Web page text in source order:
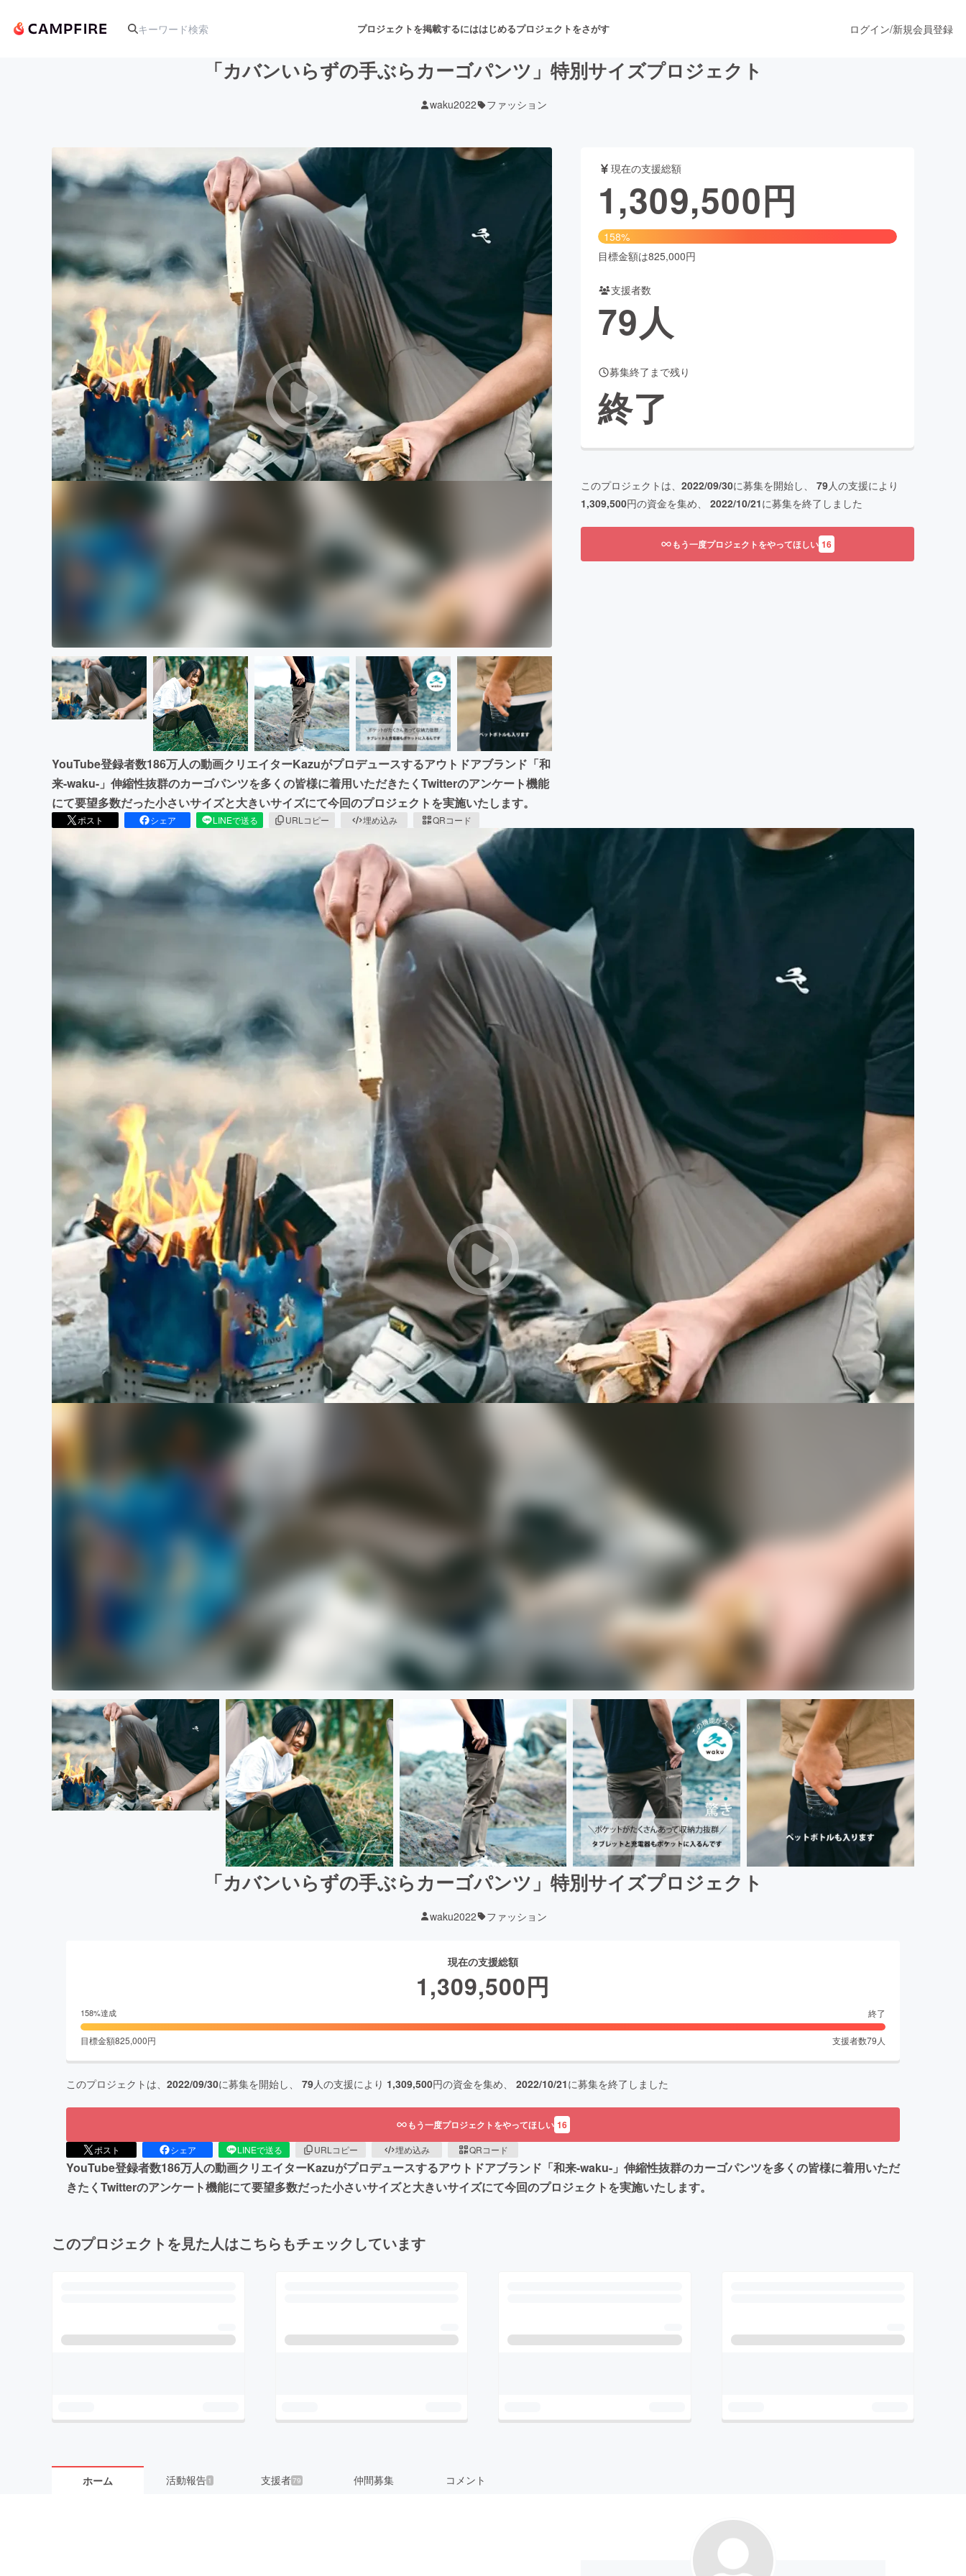
プロジェクトを掲載するにははじめるプロジェクトをさがす
アート・写真 舞台・パフォーマンス
テクノロジー・ガジェット ゲーム・サービス開発 フード・飲食店 ファッション
映像・映画 書籍・雑誌出版 アニメ・漫画
ビジネス・起業 チャレンジ ビューティー・ヘルスケア
まちづくり・地域活性化
CAMPFIRE for Social Good
CAMPFIRE Creation
CAMPFIREふるさと納税machi-yaコミュニティ
ログイン/新規会員登録
「カバンいらずの手ぶらカーゴパンツ」特別サイズプロジェクト
waku2022 ファッション
YouTube登録者数186万人の動画クリエイターKazuがプロデュースするアウトドアブランド「和
来-waku-」伸縮性抜群のカーゴパンツを多くの皆様に着用いただきたくTwitterのアンケート機能
にて要望多数だった小さいサイズと大きいサイズにて今回のプロジェクトを実施いたします。
ポスト シェア LINEで送る URLコピー 埋め込み QRコード
現在の支援総額
1,309,500円
158%
目標金額は825,000円
支援者数
79人
募集終了まで残り
終了
このプロジェクトは、 2022/09/30に募集を開始し、 79人の支援により
1,309,500円の資金を集め、 2022/10/21に募集を終了しました
もう一度プロジェクトをやってほしい 16
「カバンいらずの手ぶらカーゴパンツ」特別サイズプロジェクト
waku2022 ファッション
現在の支援総額
1,309,500円
158%達成 終了
目標金額825,000円 支援者数79 人
このプロジェクトは、 2022/09/30に募集を開始し、 79人の支援により 1,309,500円の資金を集め、 2022/10/21に募集を終了しました
もう一度プロジェクトをやってほしい 16
ポスト シェア LINEで送る URLコピー 埋め込み QRコード
YouTube登録者数186万人の動画クリエイターKazuがプロデュースするアウトドアブランド「和来-waku-」伸縮性抜群のカーゴパンツを多くの皆様に着用いただ
きたくTwitterのアンケート機能にて要望多数だった小さいサイズと大きいサイズにて今回のプロジェクトを実施いたします。
このプロジェクトを見た人はこちらもチェックしています
ホーム 活動報告 1 支援者79 仲間募集 コメント